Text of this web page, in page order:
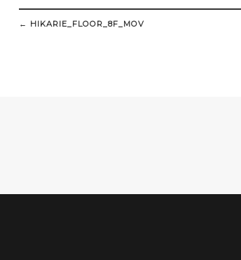
Post
navigation
← HIKARIE_FLOOR_8F_MOV